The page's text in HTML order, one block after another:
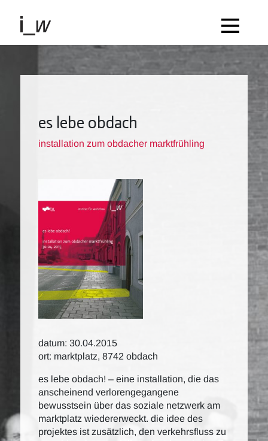
es lebe obdach
installation zum obdacher marktfrühling
datum: 30.04.2015
ort: marktplatz, 8742 obdach
es lebe obdach! – eine installation, die das
anscheinend verlorengegangene
bewusstsein über das soziale netzwerk am
marktplatz wiedererweckt. die idee des
projektes ist zusätzlich, den verkehrsfluss zu